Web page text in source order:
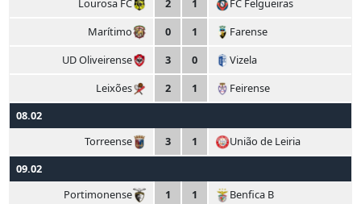
Lourosa FC
2 1
FC Felgueiras
Marítimo
0 1
Farense
UD Oliveirense
3 0
Vizela
Leixões
2 1
Feirense
08.02
Torreense
3 1
União de Leiria
09.02
Portimonense
1 1
Benfica B